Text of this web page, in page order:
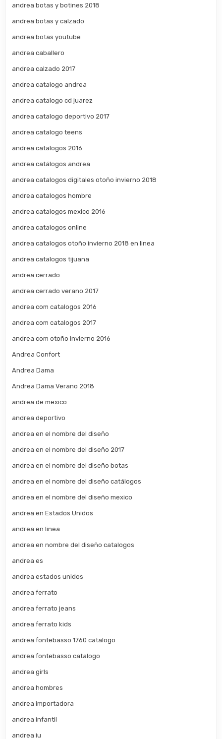
andrea botas y botines 2018
andrea botas y calzado
andrea botas youtube
andrea caballero
andrea calzado 2017
andrea catalogo andrea
andrea catalogo cd juarez
andrea catalogo deportivo 2017
andrea catalogo teens
andrea catalogos 2016
andrea catálogos andrea
andrea catalogos digitales otoño invierno 2018
andrea catalogos hombre
andrea catalogos mexico 2016
andrea catalogos online
andrea catalogos otoño invierno 2018 en linea
andrea catalogos tijuana
andrea cerrado
andrea cerrado verano 2017
andrea com catalogos 2016
andrea com catalogos 2017
andrea com otoño invierno 2016
Andrea Confort
Andrea Dama
Andrea Dama Verano 2018
andrea de mexico
andrea deportivo
andrea en el nombre del diseño
andrea en el nombre del diseño 2017
andrea en el nombre del diseño botas
andrea en el nombre del diseño catálogos
andrea en el nombre del diseño mexico
andrea en Estados Unidos
andrea en linea
andrea en nombre del diseño catalogos
andrea es
andrea estados unidos
andrea ferrato
andrea ferrato jeans
andrea ferrato kids
andrea fontebasso 1760 catalogo
andrea fontebasso catalogo
andrea girls
andrea hombres
andrea importadora
andrea infantil
andrea iu